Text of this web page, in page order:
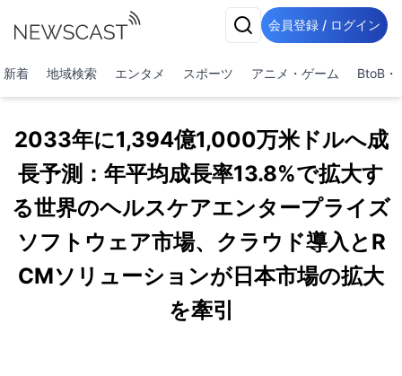
会員登録 / ログイン
新着 地域検索 エンタメ スポーツ アニメ・ゲーム BtoB・
2033年に1,394億1,000万米ドルへ成
長予測：年平均成長率13.8%で拡大す
る世界のヘルスケアエンタープライズ
ソフトウェア市場、クラウド導入とR
CMソリューションが日本市場の拡大
を牽引